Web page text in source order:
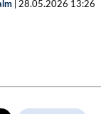
28.05.2026 13:26